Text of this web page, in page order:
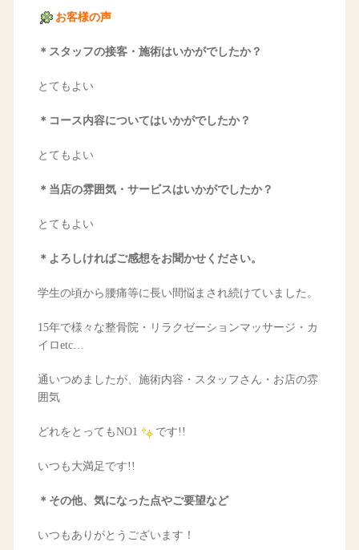
お客様の声
＊スタッフの接客・施術はいかがでしたか？
とてもよい
＊コース内容についてはいかがでしたか？
とてもよい
＊当店の雰囲気・サービスはいかがでしたか？
とてもよい
＊よろしければご感想をお聞かせください。
学生の頃から腰痛等に長い間悩まされ続けていました。
15年で様々な整骨院・リラクゼーションマッサージ・カ
イロetc…
通いつめましたが、施術内容・スタッフさん・お店の雰
囲気
どれをとってもNO1 です!!
いつも大満足です!!
＊その他、気になった点やご要望など
いつもありがとうございます！